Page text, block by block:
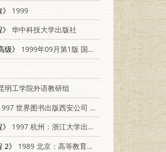
1999
华中科技大学出版社
级》
1999年09月第1版 国防科技大学出版社
明工学院外语教研组
世界图书出版西安公司 7506231360
1997 杭州：浙江大学出版社 7308019357
2》
1989 北京：高等教育出版社 7040017814